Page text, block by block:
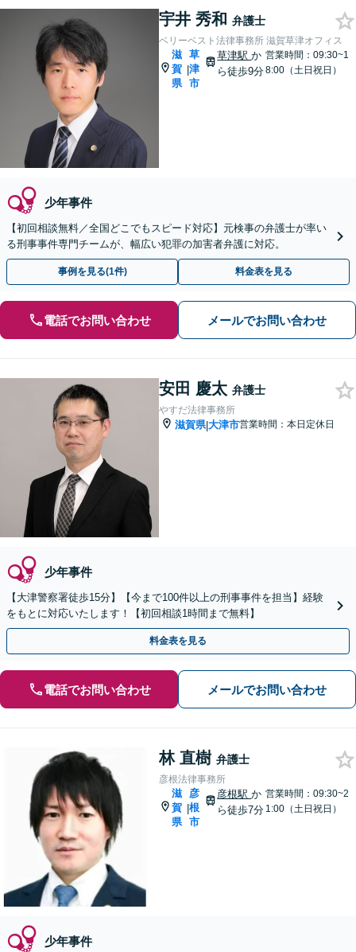
宇井 秀和 弁護士
ベリーベスト法律事務所 滋賀草津オフィス
滋
賀
県
|
草
津
市
草津駅か
ら徒歩9分
営業時間：09:30~1
8:00（土日祝日）
少年事件
【初回相談無料／全国どこでもスピード対応】元検事の弁護士が率い
る刑事事件専門チームが、幅広い犯罪の加害者弁護に対応。
事例を見る(1件) 料金表を見る
電話でお問い合わせ メールでお問い合わせ
安田 慶太 弁護士
やすだ法律事務所
滋賀県|大津市営業時間：本日定休日
少年事件
【大津警察署徒歩15分】【今まで100件以上の刑事事件を担当】経験
をもとに対応いたします！【初回相談1時間まで無料】
料金表を見る
電話でお問い合わせ メールでお問い合わせ
林 直樹 弁護士
彦根法律事務所
滋
賀
県
|
彦
根
市
彦根駅か
ら徒歩7分
営業時間：09:30~2
1:00（土日祝日）
少年事件